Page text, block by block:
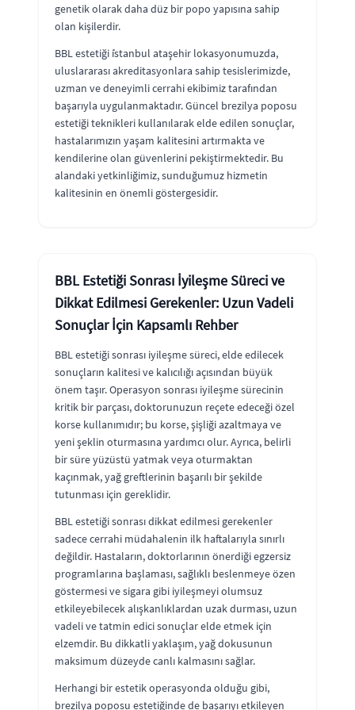
genetik olarak daha düz bir popo yapısına sahip
olan kişilerdir.
BBL estetiği i̇stanbul ataşehir lokasyonumuzda,
uluslararası akreditasyonlara sahip tesislerimizde,
uzman ve deneyimli cerrahi ekibimiz tarafından
başarıyla uygulanmaktadır. Güncel brezilya poposu
estetiği teknikleri kullanılarak elde edilen sonuçlar,
hastalarımızın yaşam kalitesini artırmakta ve
kendilerine olan güvenlerini pekiştirmektedir. Bu
alandaki yetkinliğimiz, sunduğumuz hizmetin
kalitesinin en önemli göstergesidir.
BBL Estetiği Sonrası İyileşme Süreci ve
Dikkat Edilmesi Gerekenler: Uzun Vadeli
Sonuçlar İçin Kapsamlı Rehber
BBL estetiği sonrası iyileşme süreci, elde edilecek
sonuçların kalitesi ve kalıcılığı açısından büyük
önem taşır. Operasyon sonrası iyileşme sürecinin
kritik bir parçası, doktorunuzun reçete edeceği özel
korse kullanımıdır; bu korse, şişliği azaltmaya ve
yeni şeklin oturmasına yardımcı olur. Ayrıca, belirli
bir süre yüzüstü yatmak veya oturmaktan
kaçınmak, yağ greftlerinin başarılı bir şekilde
tutunması için gereklidir.
BBL estetiği sonrası dikkat edilmesi gerekenler
sadece cerrahi müdahalenin ilk haftalarıyla sınırlı
değildir. Hastaların, doktorlarının önerdiği egzersiz
programlarına başlaması, sağlıklı beslenmeye özen
göstermesi ve sigara gibi iyileşmeyi olumsuz
etkileyebilecek alışkanlıklardan uzak durması, uzun
vadeli ve tatmin edici sonuçlar elde etmek için
elzemdir. Bu dikkatli yaklaşım, yağ dokusunun
maksimum düzeyde canlı kalmasını sağlar.
Herhangi bir estetik operasyonda olduğu gibi,
brezilya poposu estetiğinde de başarıyı etkileyen